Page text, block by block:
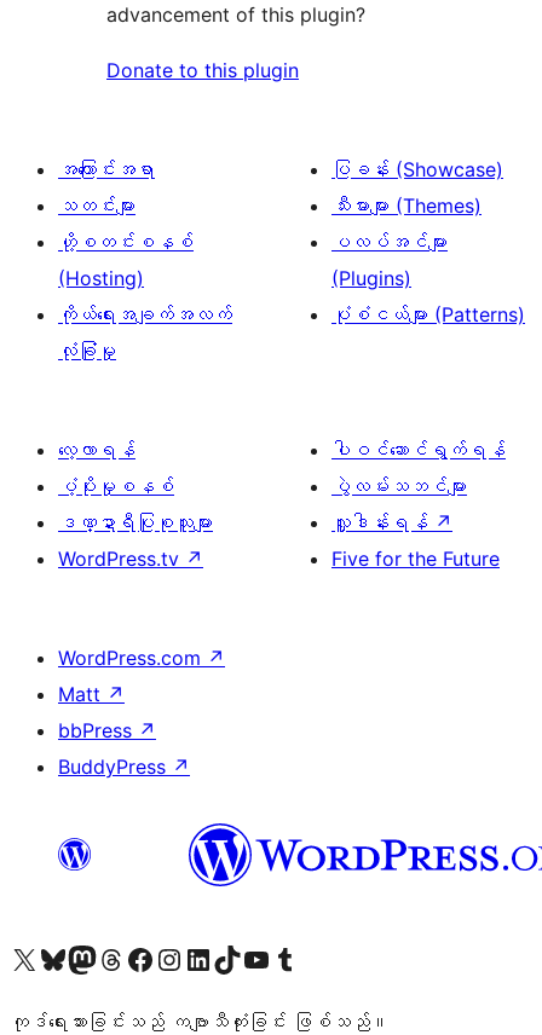
advancement of this plugin?
Donate to this plugin
အကြောင်းအရာ
သတင်းများ
ဟို့စတင်းစနစ်
(Hosting)
ကိုယ်ရေးအချက်အလက်
လုံခြုံမှု
ပြခန်း (Showcase)
သီးမားများ (Themes)
ပလပ်အင်များ
(Plugins)
ပုံစံငယ်များ (Patterns)
လေ့လာရန်
ပံ့ပိုးမှုစနစ်
ဒဏ္ဍာရီပြုစုသူများ
WordPress.tv ↗
ပါဝင်ဆောင်ရွက်ရန်
ပွဲလမ်းသဘင်များ
လှူဒါန်းရန် ↗
Five for the Future
WordPress.com ↗
Matt ↗
bbPress ↗
BuddyPress ↗
ကျွန်ုပ်တို့၏ X (ယခင် Twitter) အကောင့်သို့ သွားရောက်ကြည့်ရှုပါကျွန်ုပ်တို့၏ Bluesky အကောင့်သို့ ဝင်ရောက်ကြည့်ရှုရန်
ကျွန်ုပ်တို့၏ Mastodon အကောင့်သို့ သွားရောက်ကြည့်ရှုပါကျွန်ုပ်တို့၏ Threads အကောင့်သို့ ဝင်ရောက်ကြည့်ရှုရန်
ကျွန်ုပ်တို့၏ Facebook စာမျက်နှာသို့ သွားရောက်ကြည့်ရှုပါကျွန်ုပ်တို့၏ Instagram အကောင့်သို့ သွားရောက်ကြည့်ရှုပါ ကျွန်ုပ်တို့၏ LinkedIn အကောင့်သို့ သွားရောက်ကြည့်ရှုပါကျွန်ုပ်တို့၏ TikTok အကောင့်သို့ ဝင်ရောက်ကြည့်ရှုရန်
ကျွန်ုပ်တို့၏ YouTube ချန်နယ်သို့ သွားရောက်ကြည့်ရှုပါ ကျွန်ုပ်တို့၏ Tumblr အကောင့်သို့ ဝင်ရောက်ကြည့်ရှုရန်
ကုဒ်ရေးသားခြင်းသည် ကဗျာသီကုံးခြင်း ဖြစ်သည်။